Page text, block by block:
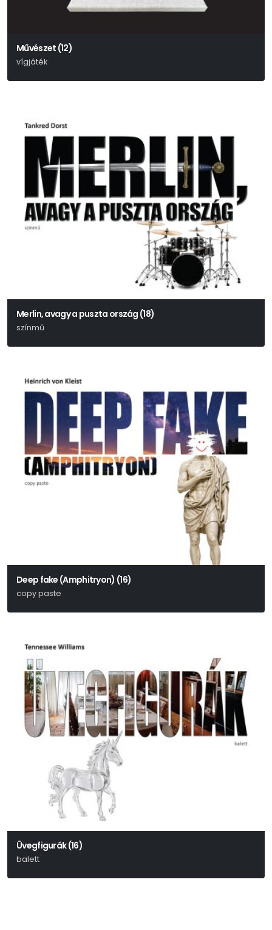
Művészet (12)
vígjáték
Merlin, avagy a puszta ország (18)
színmű
Deep fake (Amphitryon) (16)
copy paste
Üvegfigurák (16)
balett